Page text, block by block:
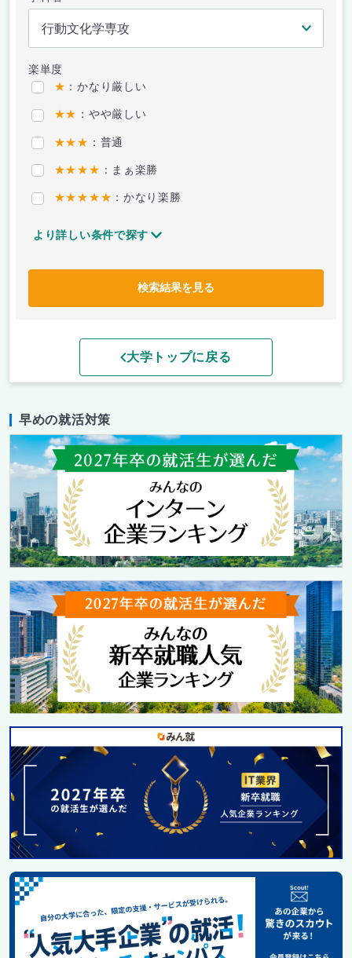
楽単度
★ ：かなり厳しい
★★ ：やや厳しい
★★★ ：普通
★★★★ ：まぁ楽勝
★★★★★ ：かなり楽勝
より詳しい条件で探す
検索結果を見る
大学トップに戻る
早めの就活対策